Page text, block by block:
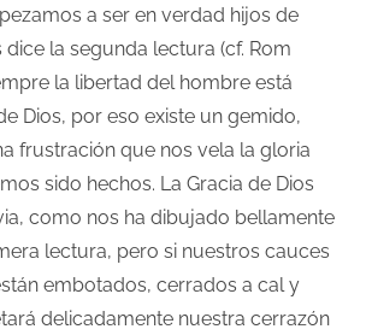
a ser en ver­dad hijos de
dice la segunda lectura (cf. Rom
la libertad del hombre está
Dios, por eso existe un gemido,
frustración que nos vela la gloria
sido hechos. La Gracia de Dios
como nos ha dibujado bellamente
lectura, pero si nuestros cauces
embotados, cerrados a cal y
delicadamente nuestra cerrazón